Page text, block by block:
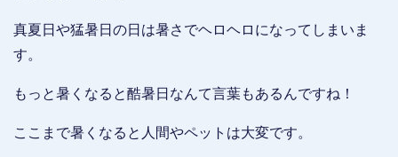
真夏日や猛暑日の日は暑さでヘロヘロになってしまいま
す。
もっと暑くなると酷暑日なんて言葉もあるんですね！
ここまで暑くなると人間やペットは大変です。